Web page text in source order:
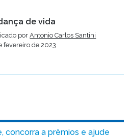
de vida
porAntonio Carlos Santini
fevereiro de 2023
concorra a prêmios e ajude